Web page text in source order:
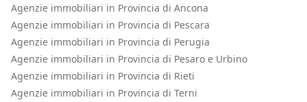
Agenzie immobiliari in Provincia di Ancona
Agenzie immobiliari in Provincia di Pescara
Agenzie immobiliari in Provincia di Perugia
Agenzie immobiliari in Provincia di Pesaro e Urbino
Agenzie immobiliari in Provincia di Rieti
Agenzie immobiliari in Provincia di Terni